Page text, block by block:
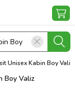
Unisex Kabin Boy
Boy Valiz